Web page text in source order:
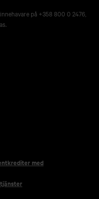
på +358 800 0 2476,
med